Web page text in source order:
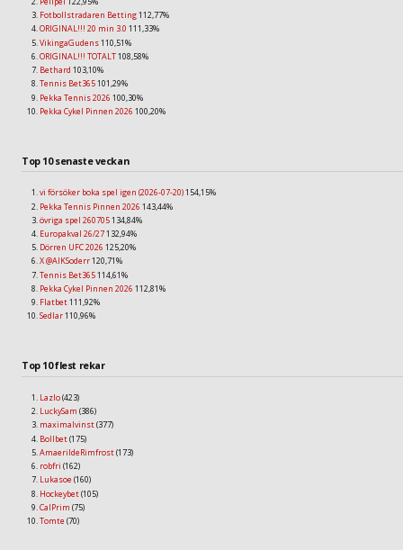
Fotbollstradaren Betting112,77%
ORIGINAL!!! 20 min 3.0 111,33%
VikingaGudens110,51%
ORIGINAL!!! TOTALT108,58%
Bethard 103,10%
Tennis Bet365101,29%
Pekka Tennis 2026 100,30%
Pekka Cykel Pinnen 2026 100,20%
Top 10 senaste veckan
vi försöker boka spel igen (2026-07-20)154,15%
Pekka Tennis Pinnen 2026 143,44%
övriga spel 260705134,84%
Europakval 26/27132,94%
Dörren UFC 2026 125,20%
X @AIKSoderr120,71%
Tennis Bet365114,61%
Pekka Cykel Pinnen 2026 112,81%
Flatbet111,92%
Sedlar110,96%
Top 10 flest rekar
Lazlo(423)
LuckySam (386)
maximalvinst(377)
Bollbet(175)
AmaerildeRimfrost(173)
robfri (162)
Lukasoe (160)
Hockeybet(105)
CalPrim (75)
Tomte (70)